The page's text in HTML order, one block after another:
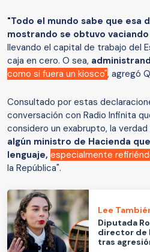
"Todo el mundo sabe que esa
mostrando se obtuvo
llevando el capital de trabajo del
caja en cero. O sea,
como si fuera un kiosco", agregó
Consultado por estas
conversación con Radio Infinita
considero un exabrupto, la verdad
algún ministro de Hacienda
lenguaje, especialmente
la República".
Lee
Diputada
director de
tras